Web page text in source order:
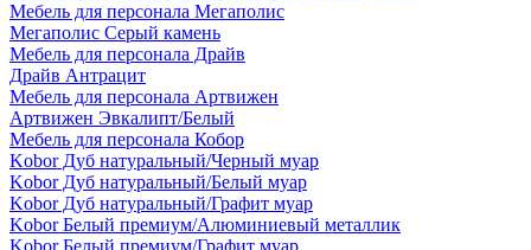
Мебель для персонала Мегаполис
Мегаполис Серый камень
Мебель для персонала Драйв
Драйв Антрацит
Мебель для персонала Артвижен
Артвижен Эвкалипт/Белый
Мебель для персонала Кобор
Kobor Дуб натуральный/Черный муар
Kobor Дуб натуральный/Белый муар
Kobor Дуб натуральный/Графит муар
Kobor Белый премиум/Алюминиевый металлик
Kobor Белый премиум/Графит муар